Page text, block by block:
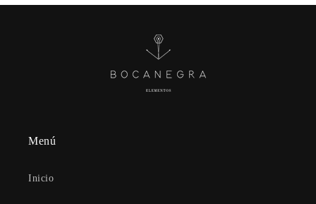
Menú
Inicio